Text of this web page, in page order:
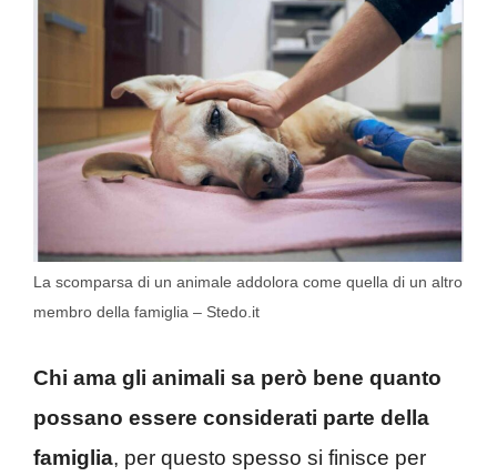
La scomparsa di un animale addolora come quella di un altro
membro della famiglia – Stedo.it
Chi ama gli animali sa però bene quanto
possano essere considerati parte della
famiglia, per questo spesso si finisce per